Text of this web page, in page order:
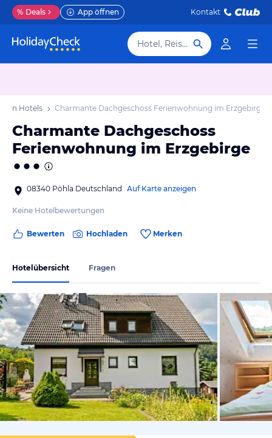
% Deals App öffnen Kontakt
Hotel, Reiseziel
Hotels Charmante Dachgeschoss Ferienwohnung im Erzgebirge
Charmante Dachgeschoss
Ferienwohnung im Erzgebirge
08340 Pöhla Deutschland Auf Karte anzeigen
Keine Hotelbewertungen
Bewerten Hochladen Merken
Hotelübersicht Fragen
von